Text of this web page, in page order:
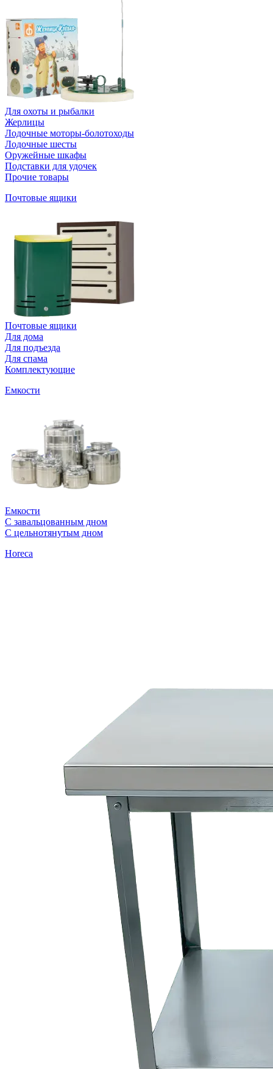
Для охоты и рыбалки
Жерлицы
Лодочные моторы-болотоходы
Лодочные шесты
Оружейные шкафы
Подставки для удочек
Прочие товары
Почтовые ящики
Почтовые ящики
Для дома
Для подъезда
Для спама
Комплектующие
Емкости
Емкости
С завальцованным дном
С цельнотянутым дном
Horeca